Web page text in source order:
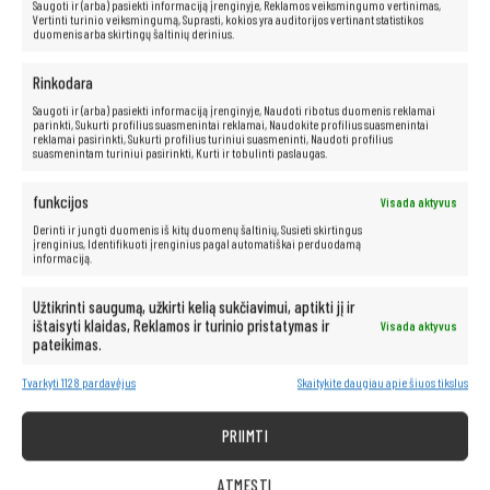
Saugoti ir (arba) pasiekti informaciją įrenginyje, Reklamos veiksmingumo vertinimas,
Vertinti turinio veiksmingumą, Suprasti, kokios yra auditorijos vertinant statistikos
duomenis arba skirtingų šaltinių derinius.
Rinkodara
Saugoti ir (arba) pasiekti informaciją įrenginyje, Naudoti ribotus duomenis reklamai
parinkti, Sukurti profilius suasmenintai reklamai, Naudokite profilius suasmenintai
reklamai pasirinkti, Sukurti profilius turiniui suasmeninti, Naudoti profilius
suasmenintam turiniui pasirinkti, Kurti ir tobulinti paslaugas.
funkcijos
Visada aktyvus
Derinti ir jungti duomenis iš kitų duomenų šaltinių, Susieti skirtingus
įrenginius, Identifikuoti įrenginius pagal automatiškai perduodamą
informaciją.
Užtikrinti saugumą, užkirti kelią sukčiavimui, aptikti jį ir
ištaisyti klaidas, Reklamos ir turinio pristatymas ir
pateikimas.
Visada aktyvus
Tvarkyti 1128 pardavėjus Skaitykite daugiau apie šiuos tikslus
PRIIMTI
ATMESTI
Neribotos multimedijos galimybės – po